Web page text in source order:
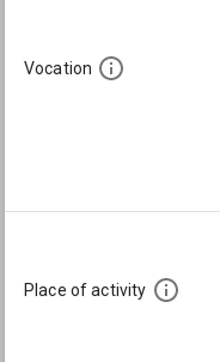
Vocation
Place of activity